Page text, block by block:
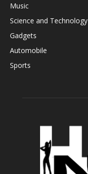
Music
Science and Technology
Gadgets
Automobile
Sports